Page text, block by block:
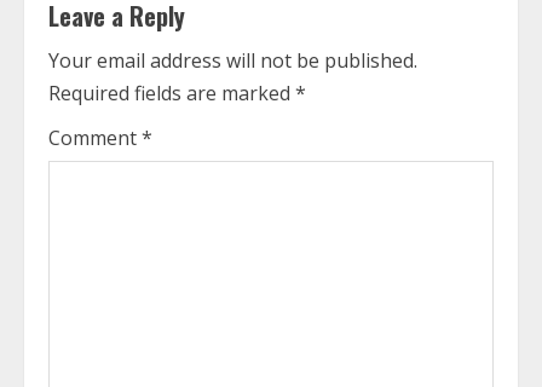
u
e
R
Leave a Reply
Your email address will not be published.
Required fields are marked *
Comment*